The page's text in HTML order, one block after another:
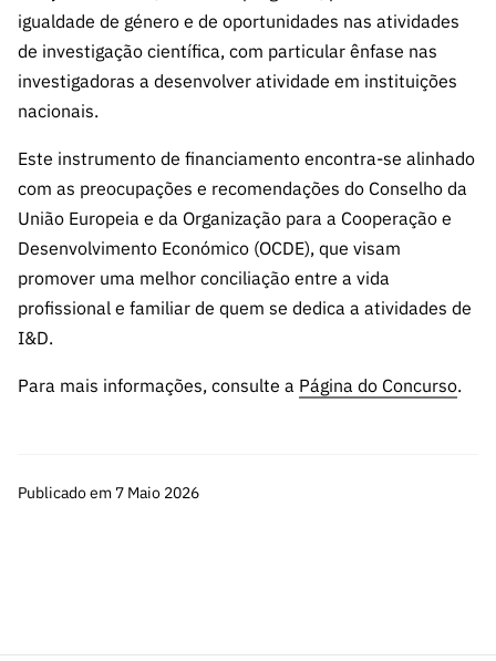
igualdade de género e de oportunidades nas atividades
de investigação científica, com particular ênfase nas
investigadoras a desenvolver atividade em instituições
nacionais.
Este instrumento de financiamento encontra-se alinhado
com as preocupações e recomendações do Conselho da
União Europeia e da Organização para a Cooperação e
Desenvolvimento Económico (OCDE), que visam
promover uma melhor conciliação entre a vida
profissional e familiar de quem se dedica a atividades de
I&D.
Para mais informações, consulte a Página do Concurso.
Publicado em 7 Maio 2026